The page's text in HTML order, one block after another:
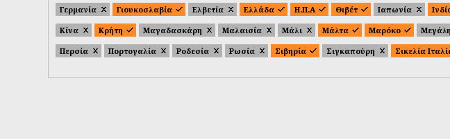
Γερμανία
Γιουκοσλαβία Ελβετία Ελλάδα Η.Π.Α Θιβέτ Ιαπωνία
Κίνα
Κρήτη Μαγαδασκάρη Μαλαισία Μάλι Μάλτα Μαρόκο
Περσία
Πορτογαλία Ροδεσία Ρωσία Σιβηρία Σιγκαπούρη Σικελία